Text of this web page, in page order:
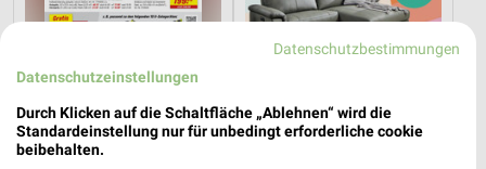
15,9 km
Angebote ab 08.08.
Gültig bis Fr. 14.08.
32,4 km
Hot Sommer Sale
Datenschutzbestimmungen
Datenschutzeinstellungen
Durch Klicken auf die Schaltfläche „Ablehnen“ wird die
Standardeinstellung nur für unbedingt erforderliche cookie
beibehalten.